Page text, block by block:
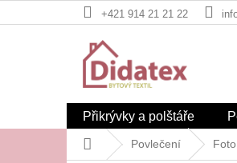
na
+421 914 21 21 22
Přikrývky a polštáře
Domů Povlečení